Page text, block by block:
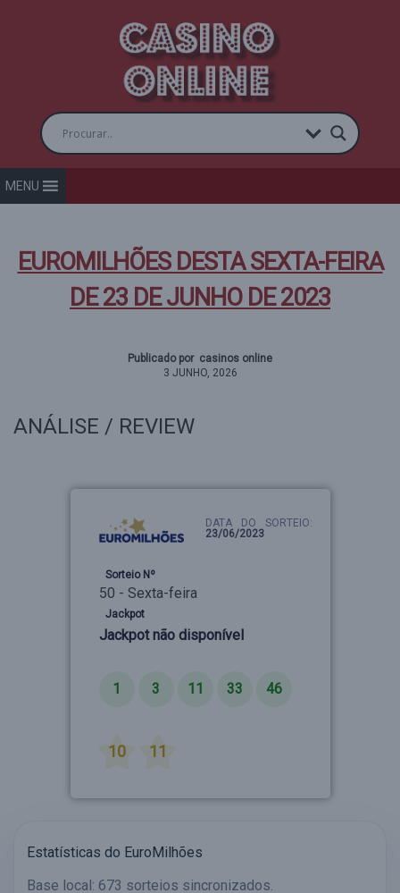
MENU
EUROMILHÕES DESTA SEXTA-FEIRA
DE 23 DE JUNHO DE 2023
Publicado por casinos online
3 JUNHO, 2026
ANÁLISE / REVIEW
DATA DO SORTEIO:
23/06/2023
Sorteio Nº
50 - Sexta-feira
Jackpot
Jackpot não disponível
1 3 11 33 46
10 11
Estatísticas do EuroMilhões
Base local: 673 sorteios sincronizados.